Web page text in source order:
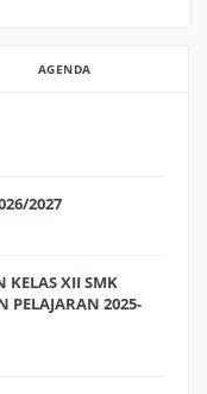
AGENDA
2027
KELAS XII SMK
PELAJARAN 2025-